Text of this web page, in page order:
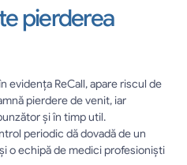
pierderea
evidența ReCall, apare riscul de
pierdere de venit, iar
și în timp util.
periodic dă dovadă de un
o echipă de medici profesioniști